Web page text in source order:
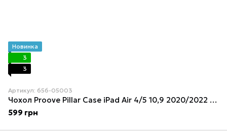
Новинка
3
3
Артикул: 656-05003
Чохол Proove Pillar Case iPad Air 4/5 10,9 2020/2022 Midnight Blue
599 грн